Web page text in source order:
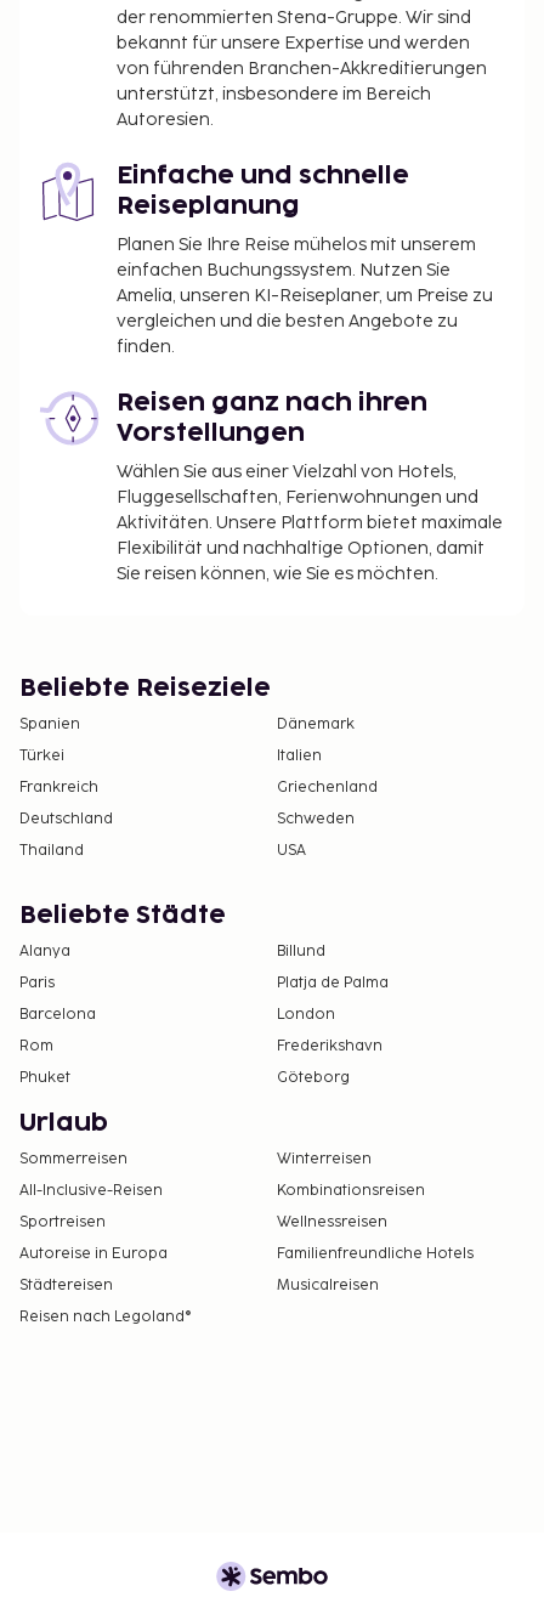
Kind): 100000 VND (3 bis 6 Jahre)
Die oben aufgeführte Liste enthält vielleicht nicht
alle Informationen. Gebühren und Kautionen
enthalten eventuell keine Steuern und können sich
In dieser Unterkunft sind keine Haustiere
gestattet, auch keine ausgebildeten Tiere wie z.
B. Blindenhunde.
der renommierten Stena-Gruppe. Wir sind
bekannt für unsere Expertise und werden
von führenden Branchen-Akkreditierungen
unterstützt, insbesondere im Bereich
Autoresien.
Einfache und schnelle
Reiseplanung
Planen Sie Ihre Reise mühelos mit unserem
einfachen Buchungssystem. Nutzen Sie
Amelia, unseren KI-Reiseplaner, um Preise zu
vergleichen und die besten Angebote zu
finden.
Reisen ganz nach ihren
Vorstellungen
Wählen Sie aus einer Vielzahl von Hotels,
Fluggesellschaften, Ferienwohnungen und
Aktivitäten. Unsere Plattform bietet maximale
Flexibilität und nachhaltige Optionen, damit
Sie reisen können, wie Sie es möchten.
Beliebte Reiseziele
Spanien
Dänemark
Türkei
Italien
Frankreich
Griechenland
Deutschland
Schweden
Thailand
USA
Beliebte Städte
Alanya
Billund
Paris
Platja de Palma
Barcelona
London
Rom
Frederikshavn
Phuket
Göteborg
Urlaub
Sommerreisen
Winterreisen
All-Inclusive-Reisen
Kombinationsreisen
Sportreisen
Wellnessreisen
Autoreise in Europa
Familienfreundliche Hotels
Städtereisen
Musicalreisen
Reisen nach Legoland®